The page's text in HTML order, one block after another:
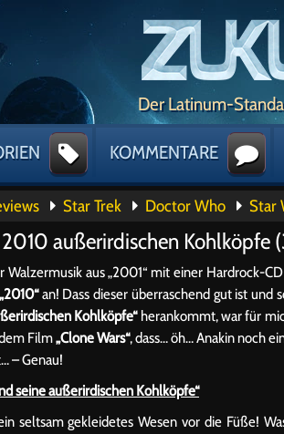
Der Latinum-
KOMMENTARE
Star Trek Doctor Who Star
außerirdischen Kohlköpfe
aus „2001“ mit einer Hardrock-
„2010“an! Dass dieser überraschend gut ist und
Kohlköpfe“herankommt, war für
Film„Clone Wars“, dass… öh… Anakin noch
– Genau!
seine außerirdischen Kohlköpfe“
seltsam gekleidetes Wesen vor die Füße!